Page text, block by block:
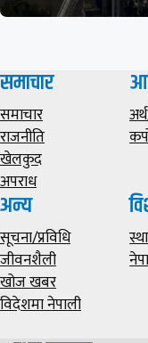
समाचार
समाचार
राजनीति
खेलकुद
अपराध
अन्य
सूचना/प्रविधि
जीवनशैली
खोज खबर
विदेशमा नेपाली